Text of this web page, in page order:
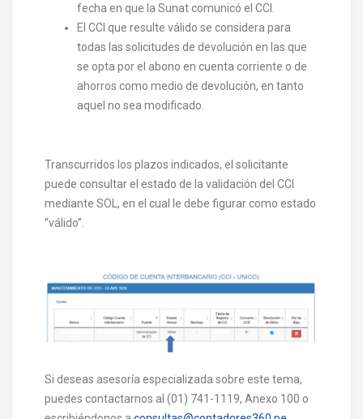
fecha en que la Sunat comunicó el CCI.
El CCI que resulte válido se considera para
todas las solicitudes de devolución en las que
se opta por el abono en cuenta corriente o de
ahorros como medio de devolución, en tanto
aquel no sea modificado.
Transcurridos los plazos indicados, el solicitante
puede consultar el estado de la validación del CCI
mediante SOL, en el cual le debe figurar como estado
“válido”.
Si deseas asesoría especializada sobre este tema,
puedes contactarnos al (01) 741-1119, Anexo 100 o